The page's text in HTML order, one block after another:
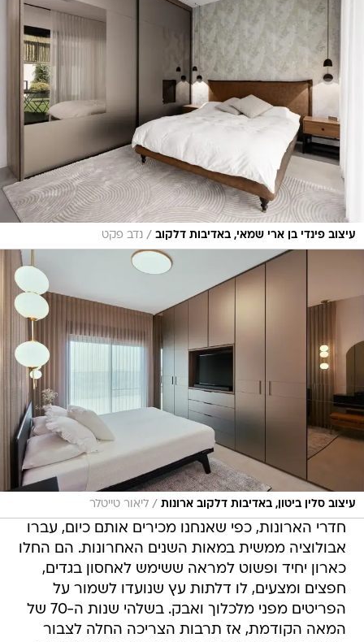
עיצוב פינדי בן ארי שמאי, באדיבות דלקוב / נדב פקט
עיצוב סלין ביטון, באדיבות דלקוב ארונות / ליאור טייטלר
חדרי הארונות, כפי שאנחנו מכירים אותם כיום, עברו
אבולוציה ממשית במאות השנים האחרונות. הם החלו
כארון יחיד ופשוט למראה ששימש לאחסון בגדים,
חפצים ומצעים, לו דלתות עץ שנועדו לשמור על
הפריטים מפני מלכלוך ואבק. בשלהי שנות ה-70 של
המאה הקודמת, אז תרבות הצריכה החלה לצבור